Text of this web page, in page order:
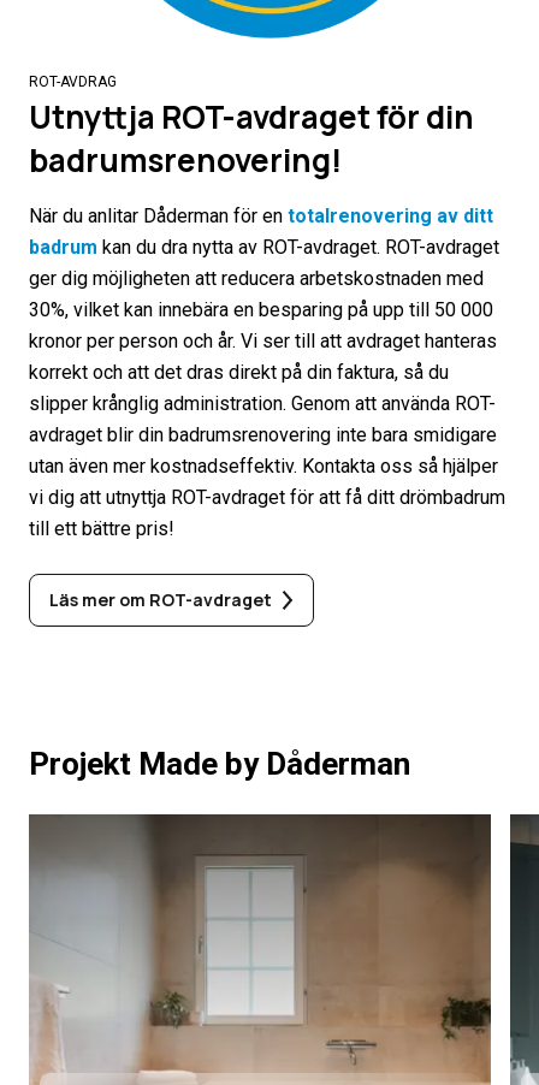
ROT-AVDRAG
Utnyttja ROT-avdraget för din
badrumsrenovering!
När du anlitar Dåderman för en totalrenovering av ditt
badrum kan du dra nytta av ROT-avdraget. ROT-avdraget
ger dig möjligheten att reducera arbetskostnaden med
30%, vilket kan innebära en besparing på upp till 50 000
kronor per person och år. Vi ser till att avdraget hanteras
korrekt och att det dras direkt på din faktura, så du
slipper krånglig administration. Genom att använda ROT-
avdraget blir din badrumsrenovering inte bara smidigare
utan även mer kostnadseffektiv. Kontakta oss så hjälper
vi dig att utnyttja ROT-avdraget för att få ditt drömbadrum
till ett bättre pris!
Läs mer om ROT-avdraget
Projekt Made by Dåderman